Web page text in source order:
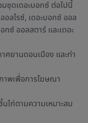
ชุดเดอะบอกซ์ ต่อไปนี้
อลไรซ์, เดอะบอกซ์ ออล
กซ์ ออลสตาร์ และเดอะ
ศยานดอนเมือง และท่า
าพเพื่อการโฆษณา
ไก่ตามความเหมาะสม